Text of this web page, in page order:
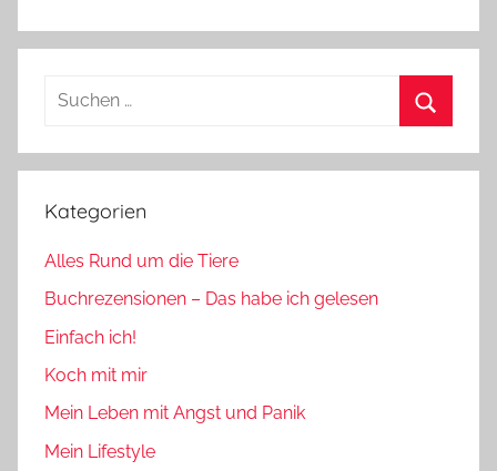
Suchen
Kategorien
Alles Rund um die Tiere
Buchrezensionen – Das habe ich gelesen
Einfach ich!
Koch mit mir
Mein Leben mit Angst und Panik
Mein Lifestyle